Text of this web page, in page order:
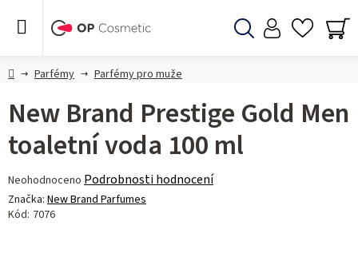
DomůParfémy Parfémy pro muže
New Brand Prestige Gold Men
toaletní voda 100 ml
Průměrné
hodnocení
produktu
Neohodnoceno Podrobnosti hodnocení
Značka: New Brand Parfumes
Kód: 7076